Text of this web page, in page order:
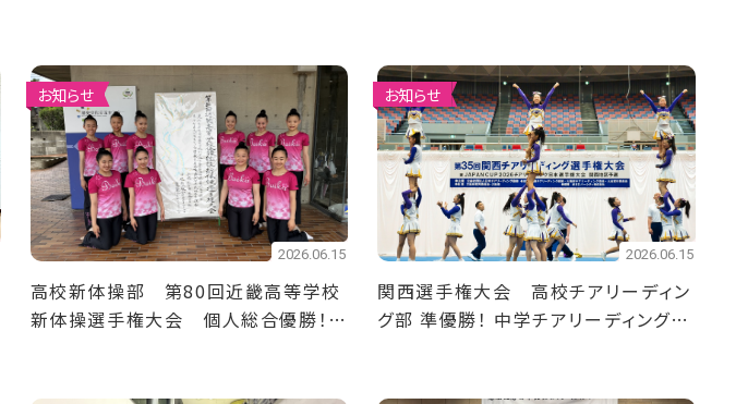
お知らせ
2026.06.15
高校新体操部 第80回近畿高等学校
新体操選手権大会 個人総合優勝！
お知らせ
2026.06.15
関西選手権大会 高校チアリーディン
グ部 準優勝！ 中学チアリーディング部